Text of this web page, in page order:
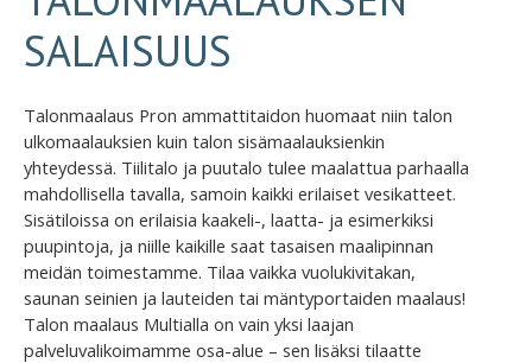
SALAISUUS
Talonmaalaus Pron ammattitaidon huomaat niin talon
ulkomaalauksien kuin talon sisämaalauksienkin
yhteydessä. Tiilitalo ja puutalo tulee maalattua parhaalla
mahdollisella tavalla, samoin kaikki erilaiset vesikatteet.
Sisätiloissa on erilaisia kaakeli-, laatta- ja esimerkiksi
puupintoja, ja niille kaikille saat tasaisen maalipinnan
meidän toimestamme. Tilaa vaikka vuolukivitakan,
saunan seinien ja lauteiden tai mäntyportaiden maalaus!
Talon maalaus Multialla on vain yksi laajan
palveluvalikoimamme osa-alue – sen lisäksi tilaatte